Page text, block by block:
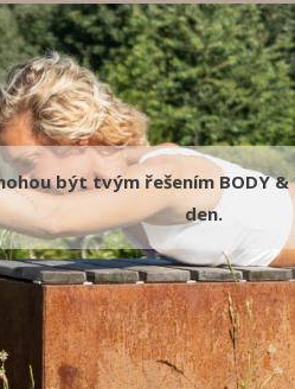
být tvým řešením BODY
den.